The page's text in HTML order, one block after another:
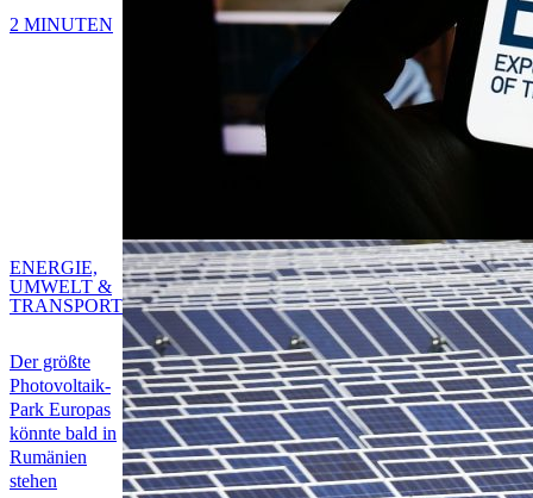
2 MINUTEN
Der größte
Photovoltaik-
Park Europas
könnte bald in
Rumänien
stehen
ENERGIE,
UMWELT &
TRANSPORT